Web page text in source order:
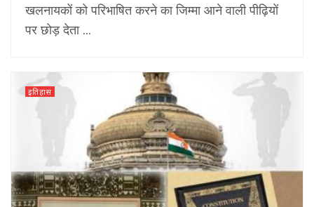
खलनायकों को परिभाषित करने का जिम्मा आने वाली पीढ़ियों
पर छोड़ देता ...
इतिहास